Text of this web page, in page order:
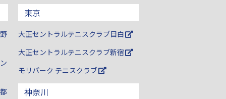
東京
大正セントラルテニスクラブ目白
大正セントラルテニスクラブ新宿
モリパーク テニスクラブ
神奈川